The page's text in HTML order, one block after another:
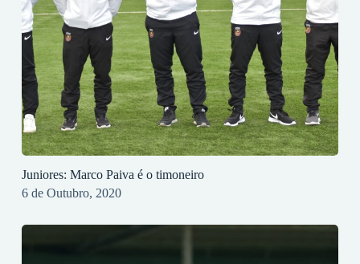
Juniores: Marco Paiva é o timoneiro
6 de Outubro, 2020